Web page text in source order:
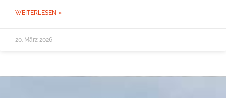
WEITERLESEN »
20. März 2026